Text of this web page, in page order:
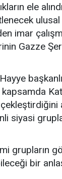
ele
imar
Gazze
siyasi
grupların
bir